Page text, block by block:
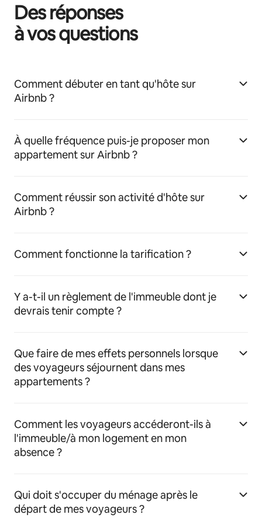
Des réponses
à vos questions
Comment débuter en tant qu'hôte sur
Airbnb ?
À quelle fréquence puis-je proposer mon
appartement sur Airbnb ?
Comment réussir son activité d'hôte sur
Airbnb ?
Comment fonctionne la tarification ?
Y a-t-il un règlement de l'immeuble dont je
devrais tenir compte ?
Que faire de mes effets personnels lorsque
des voyageurs séjournent dans mes
appartements ?
Comment les voyageurs accéderont-ils à
l'immeuble/à mon logement en mon
absence ?
Qui doit s'occuper du ménage après le
départ de mes voyageurs ?